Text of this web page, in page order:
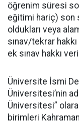
öğrenim süresi
eğitimi hariç) son
oldukları veya
sınav/tekrar
ek sınav hakkı
​Üniversite İsmi
Üniversitesi’nin
Üniversitesi”
birimleri